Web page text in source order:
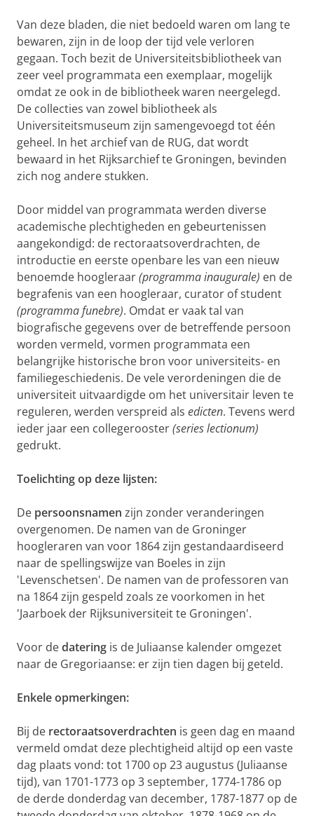
Van deze bladen, die niet bedoeld waren om lang te
bewaren, zijn in de loop der tijd vele verloren
gegaan. Toch bezit de Universiteitsbibliotheek van
zeer veel programmata een exemplaar, mogelijk
omdat ze ook in de bibliotheek waren neergelegd.
De collecties van zowel bibliotheek als
Universiteitsmuseum zijn samengevoegd tot één
geheel. In het archief van de RUG, dat wordt
bewaard in het Rijksarchief te Groningen, bevinden
zich nog andere stukken.
Door middel van programmata werden diverse
academische plechtigheden en gebeurtenissen
aangekondigd: de rectoraatsoverdrachten, de
introductie en eerste openbare les van een nieuw
benoemde hoogleraar(programma inaugurale) en de
begrafenis van een hoogleraar, curator of student
(programma funebre). Omdat er vaak tal van
biografische gegevens over de betreffende persoon
worden vermeld, vormen programmata een
belangrijke historische bron voor universiteits- en
familiegeschiedenis. De vele verordeningen die de
universiteit uitvaardigde om het universitair leven te
reguleren, werden verspreid als edicten. Tevens werd
ieder jaar een collegerooster(series lectionum)
gedrukt.
Toelichting op deze lijsten:
De persoonsnamen zijn zonder veranderingen
overgenomen. De namen van de Groninger
hoogleraren van voor 1864 zijn gestandaardiseerd
naar de spellingswijze van Boeles in zijn
'Levenschetsen'. De namen van de professoren van
na 1864 zijn gespeld zoals ze voorkomen in het
'Jaarboek der Rijksuniversiteit te Groningen'.
Voor dedatering is de Juliaanse kalender omgezet
naar de Gregoriaanse: er zijn tien dagen bij geteld.
Enkele opmerkingen:
Bij de rectoraatsoverdrachten is geen dag en maand
vermeld omdat deze plechtigheid altijd op een vaste
dag plaats vond: tot 1700 op 23 augustus (Juliaanse
tijd), van 1701-1773 op 3 september, 1774-1786 op
de derde donderdag van december, 1787-1877 op de